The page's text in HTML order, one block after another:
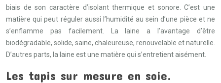
biais de son caractère d’isolant thermique et sonore. C’est une
matière qui peut réguler aussi l’humidité au sein d’une pièce et ne
s’enflamme pas facilement. La laine a l’avantage d’être
biodégradable, solide, saine, chaleureuse, renouvelable et naturelle.
D’autres parts, la laine est une matière qui s’entretient aisément.
Les tapis sur mesure en soie.